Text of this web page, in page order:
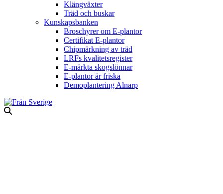
Klängväxter
Träd och buskar
Kunskapsbanken
Broschyrer om E-plantor
Certifikat E-plantor
Chipmärkning av träd
LRFs kvalitetsregister
E-märkta skogslönnar
E-plantor är friska
Demoplantering Alnarp